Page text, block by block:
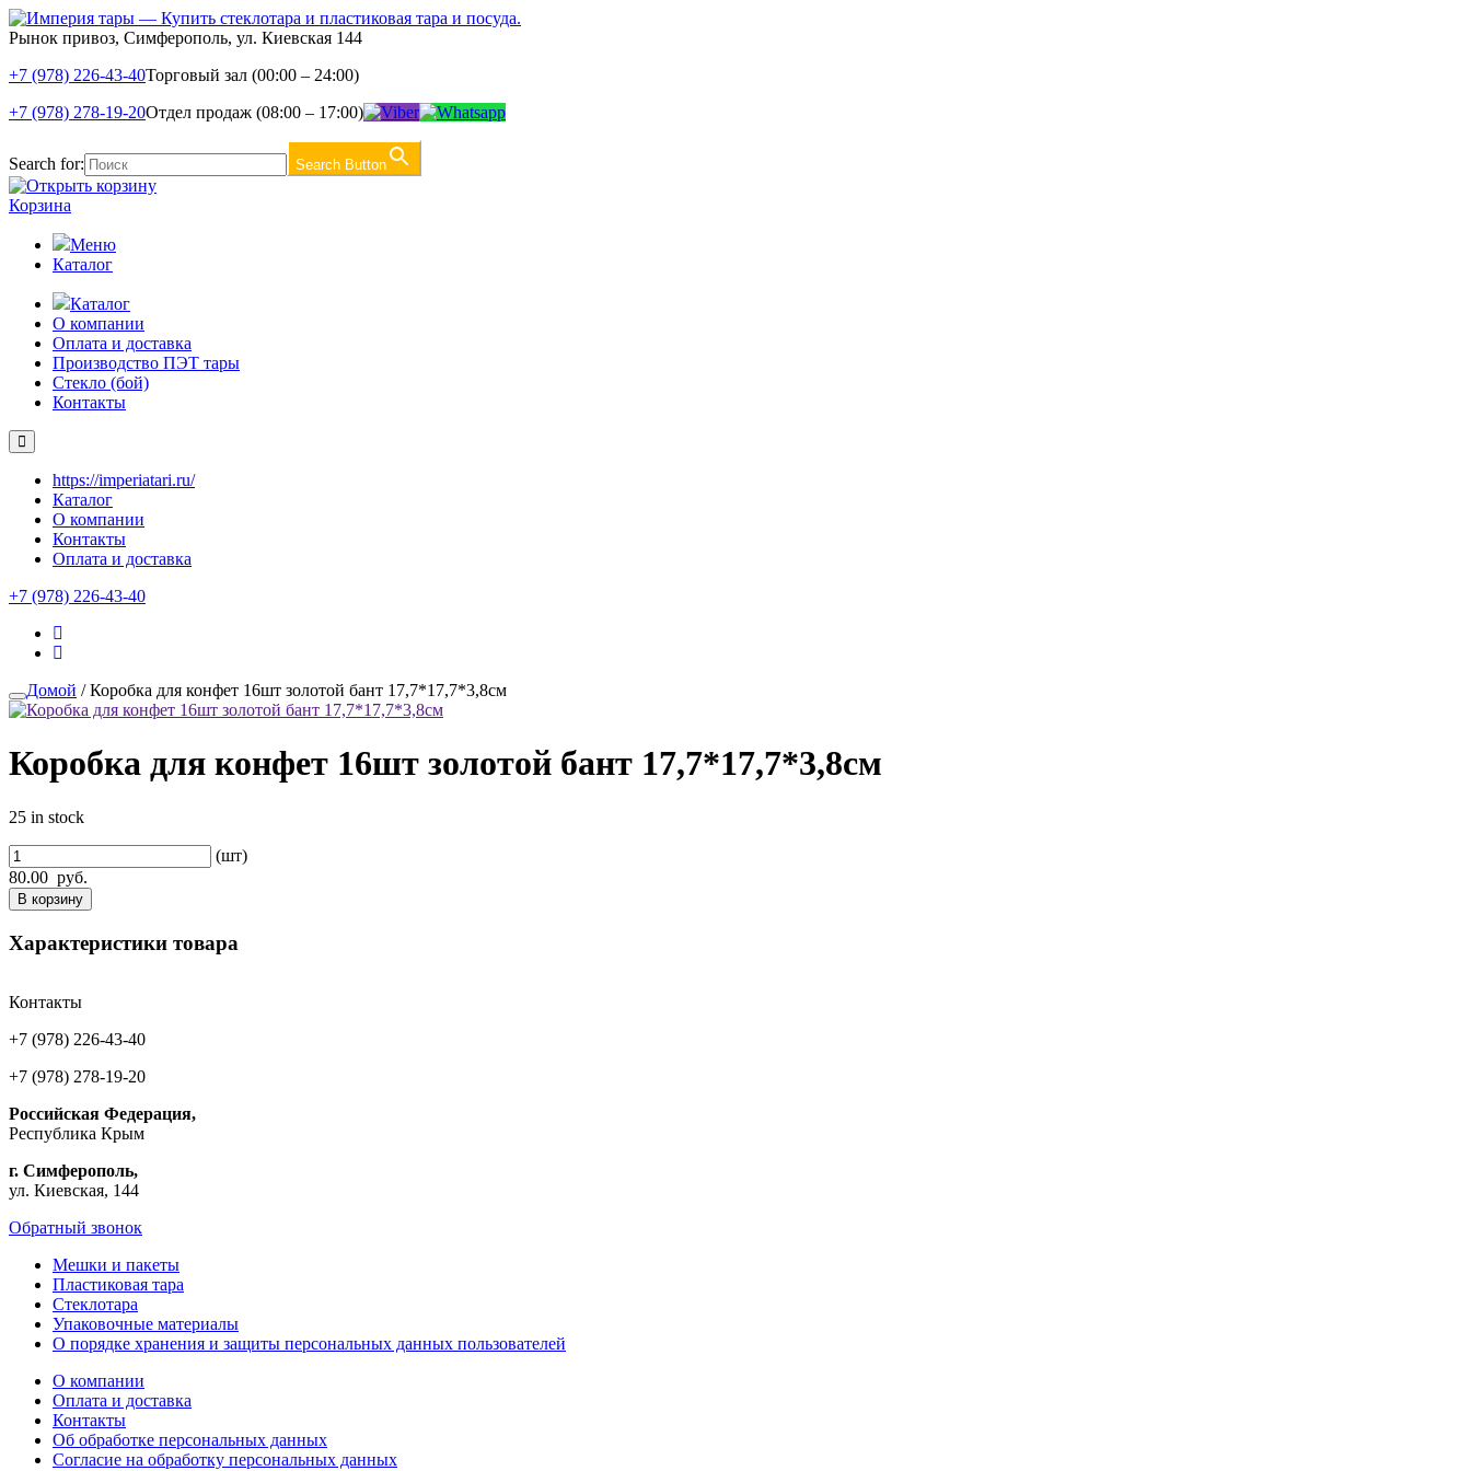
Рынок привоз, Симферополь, ул. Киевская 144
+7 (978) 226-43-40Торговый зал (00:00 – 24:00)
+7 (978) 278-19-20Отдел продаж (08:00 – 17:00)
Search for: Search Button
Корзина
Меню
Каталог
Каталог
О компании
Оплата и доставка
Производство ПЭТ тары
Стекло (бой)
Контакты
https://imperiatari.ru/
Каталог
О компании
Контакты
Оплата и доставка
+7 (978) 226-43-40
Домой / Коробка для конфет 16шт золотой бант 17,7*17,7*3,8см
Коробка для конфет 16шт золотой бант 17,7*17,7*3,8см
25 in stock
(шт)
80.00 руб.
В корзину
Характеристики товара
Контакты
+7 (978) 226-43-40
+7 (978) 278-19-20
Российская Федерация,
Республика Крым
г. Симферополь,
ул. Киевская, 144
Обратный звонок
Мешки и пакеты
Пластиковая тара
Стеклотара
Упаковочные материалы
О порядке хранения и защиты персональных данных пользователей
О компании
Оплата и доставка
Контакты
Об обработке персональных данных
Согласие на обработку персональных данных